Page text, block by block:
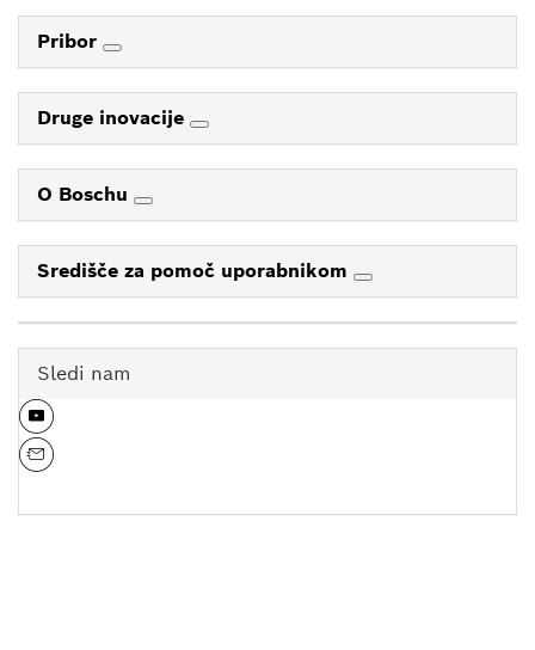
Pribor
Druge inovacije
O Boschu
Središče za pomoč uporabnikom
Sledi nam